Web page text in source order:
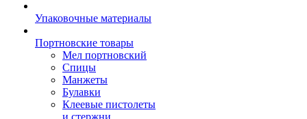
Упаковочные материалы
Портновские товары
Мел портновский
Спицы
Манжеты
Булавки
Клеевые пистолеты
и стержни